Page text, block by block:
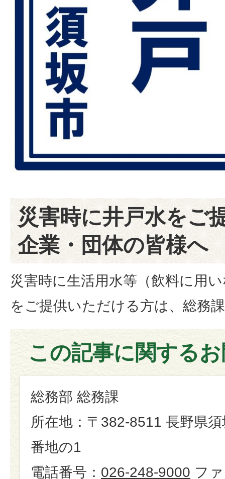
災害時に井戸水をご
企業・団体の皆様へ
災害時に生活用水等（飲料に用
をご提供いただける方は、総務
この記事に関する
総務部 総務課
所在地：〒382-8511 長野県
番地の1
電話番号： 026-248-9000 フ